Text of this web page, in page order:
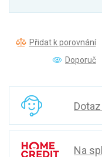
Přidat k porovnání
Doporuč
Na